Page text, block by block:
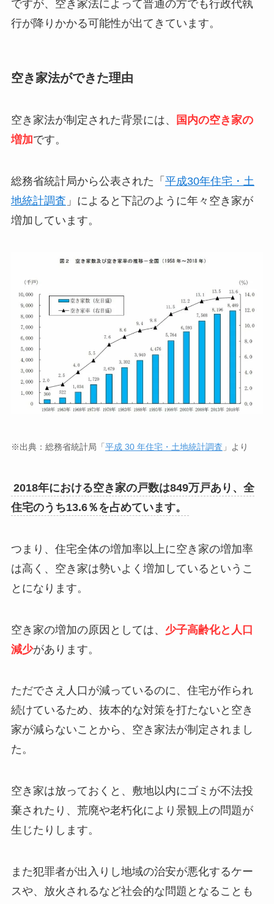
ですが、空き家法によって普通の方でも行政代執
行が降りかかる可能性が出てきています。
空き家法ができた理由
空き家法が制定された背景には、
国内の空き家の
増加です。
総務省統計局から公表された「 平成30年住宅・土
地統計調査 」によると下記のように年々空き家が
増加しています。
※出典：総務省統計局「 平成 30 年住宅・土地統計調査 」より
2018年における空き家の戸数は849万戸あり、全
住宅のうち13.6％を占めています。
つまり、住宅全体の増加率以上に空き家の増加率
は高く、空き家は勢いよく増加しているというこ
とになります。
空き家の増加の原因としては、 少子高齢化と人口
減少があります。
ただでさえ人口が減っているのに、住宅が作られ
続けているため、抜本的な対策を打たないと空き
家が減らないことから、空き家法が制定されまし
た。
空き家は放っておくと、敷地以内にゴミが不法投
棄されたり、荒廃や老朽化により景観上の問題が
生じたりします。
また犯罪者が出入りし地域の治安が悪化するケー
スや、放火されるなど社会的な問題となることも